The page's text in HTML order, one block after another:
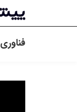
فناوری